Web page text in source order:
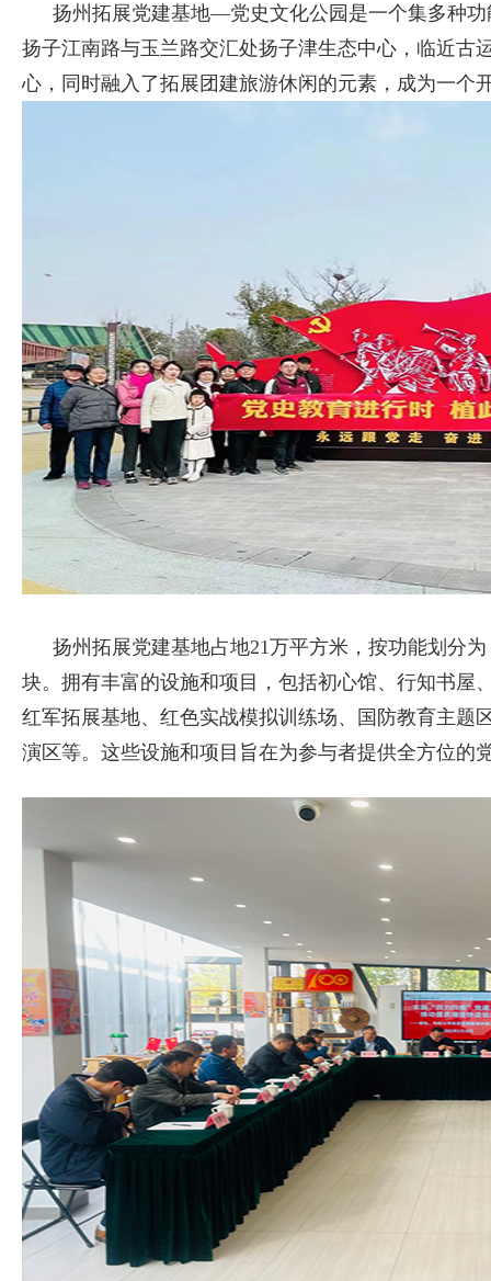
扬州拓展党建基地—党史文化公园是一个集多种
扬子江南路与玉兰路交汇处扬子津生态中心，临近古
心，同时融入了拓展团建旅游休闲的元素，成为一个
扬州拓展党建基地占地21万平方米，按功能划分
块。拥有丰富的设施和项目，包括初心馆、行知书屋
红军拓展基地、红色实战模拟训练场、国防教育主题
演区等。这些设施和项目旨在为参与者提供全方位的